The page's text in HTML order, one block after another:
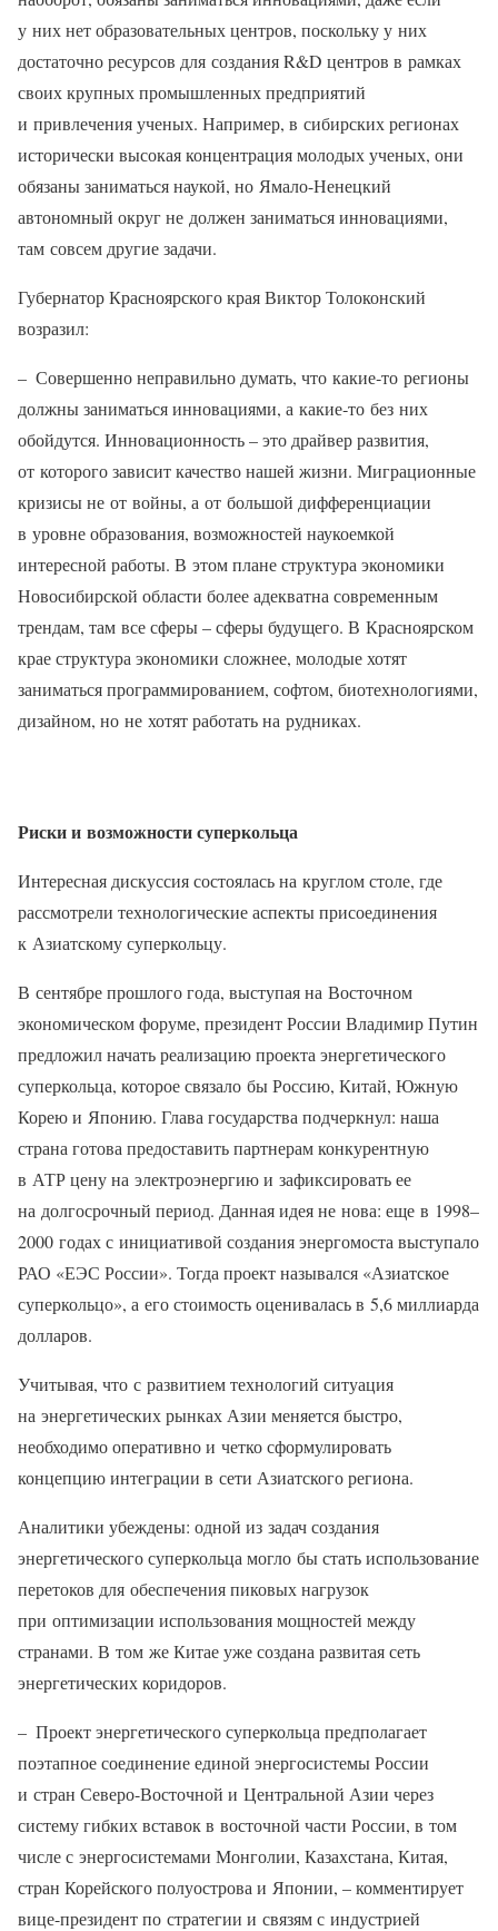
у них нет образовательных центров, поскольку у них
достаточно ресурсов для создания R&D центров в рамках
своих крупных промышленных предприятий
и привлечения ученых. Например, в сибирских регионах
исторически высокая концентрация молодых ученых, они
обязаны заниматься наукой, но Ямало-Ненецкий
автономный округ не должен заниматься инновациями,
там совсем другие задачи.
Губернатор Красноярского края Виктор Толоконский
возразил:
– Совершенно неправильно думать, что какие‑то регионы
должны заниматься инновациями, а какие‑то без них
обойдутся. Инновационность – это драйвер развития,
от которого зависит качество нашей жизни. Миграционные
кризисы не от войны, а от большой дифференциации
в уровне образования, возможностей наукоемкой
интересной работы. В этом плане структура экономики
Новосибирской области более адекватна современным
трендам, там все сферы – сферы будущего. В Красноярском
крае структура экономики сложнее, молодые хотят
заниматься программированием, софтом, биотехнологиями,
дизайном, но не хотят работать на рудниках.
Риски и возможности суперкольца
Интересная дискуссия состоялась на круглом столе, где
рассмотрели технологические аспекты присоединения
к Азиатскому суперкольцу.
В сентябре прошлого года, выступая на Восточном
экономическом форуме, президент России Владимир Путин
предложил начать реализацию проекта энергетического
суперкольца, которое связало бы Россию, Китай, Южную
Корею и Японию. Глава государства подчеркнул: наша
страна готова предоставить партнерам конкурентную
в АТР цену на электроэнергию и зафиксировать ее
на долгосрочный период. Данная идея не нова: еще в 1998–
2000 годах с инициативой создания энергомоста выступало
РАО «ЕЭС России». Тогда проект назывался «Азиатское
суперкольцо», а его стоимость оценивалась в 5,6 миллиарда
долларов.
Учитывая, что с развитием технологий ситуация
на энергетических рынках Азии меняется быстро,
необходимо оперативно и четко сформулировать
концепцию интеграции в сети Азиатского региона.
Аналитики убеждены: одной из задач создания
энергетического суперкольца могло бы стать использование
перетоков для обеспечения пиковых нагрузок
при оптимизации использования мощностей между
странами. В том же Китае уже создана развитая сеть
энергетических коридоров.
– Проект энергетического суперкольца предполагает
поэтапное соединение единой энергосистемы России
и стран Северо-Восточной и Центральной Азии через
систему гибких вставок в восточной части России, в том
числе с энергосистемами Монголии, Казахстана, Китая,
стран Корейского полуострова и Японии, – комментирует
вице-президент по стратегии и связям с индустрией